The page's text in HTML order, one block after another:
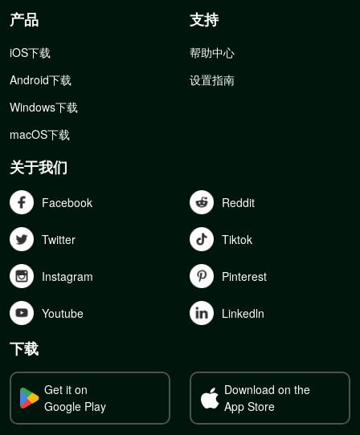
产品
iOS下载
Android下载
Windows下载
macOS下载
支持
帮助中心
设置指南
关于我们
Facebook Reddit
Twitter Tiktok
Instagram Pinterest
Youtube Linkedln
下载
Get it on
Google Play
Download on the
App Store